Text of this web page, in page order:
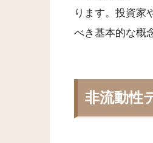
ります。投資家
べき基本的な概
非流動性